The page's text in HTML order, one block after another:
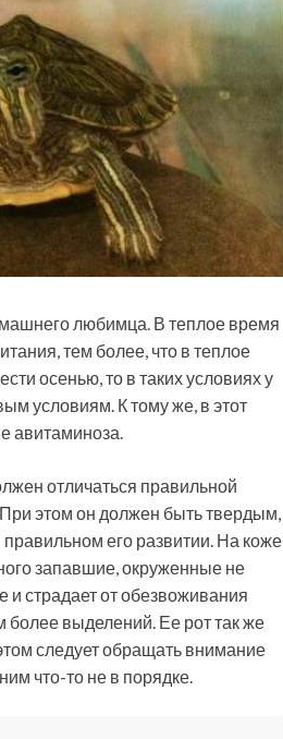
любимца. В теплое время
тем более, что в теплое
осенью, то в таких условиях у
условиям. К тому же, в этот
авитаминоза.
отличаться правильной
этом он должен быть твердым,
правильном его развитии. На коже
запавшие, окруженные не
и страдает от обезвоживания
более выделений. Ее рот так же
следует обращать внимание
что-то не в порядке.